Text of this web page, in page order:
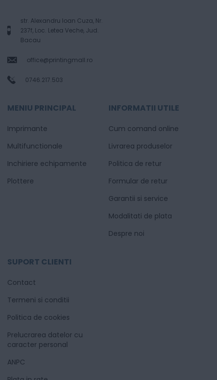
str. Alexandru Ioan Cuza, Nr.
237f, Loc. Letea Veche, Jud.
Bacau
office@printingmall.ro
0746.217.503
MENIU PRINCIPAL
Imprimante
Multifunctionale
Inchiriere echipamente
Plottere
INFORMATII UTILE
Cum comand online
Livrarea produselor
Politica de retur
Formular de retur
Garantii si service
Modalitati de plata
Despre noi
SUPORT CLIENTI
Contact
Termeni si conditii
Politica de cookies
Prelucrarea datelor cu
caracter personal
ANPC